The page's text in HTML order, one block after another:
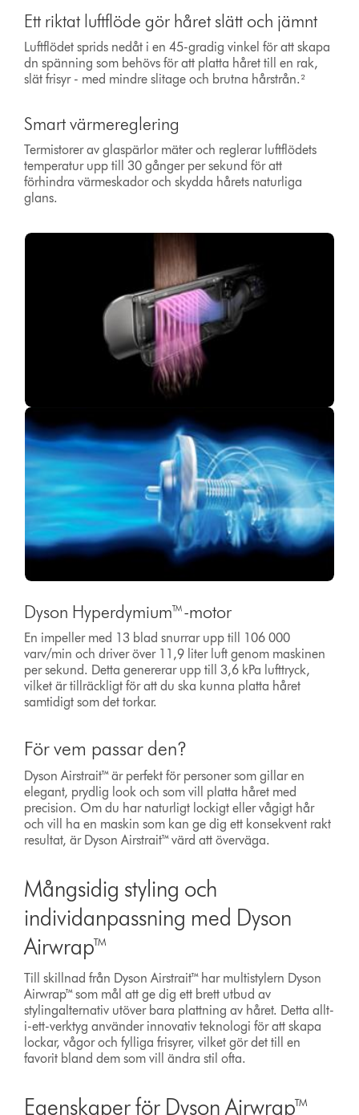
Ett riktat luftflöde gör håret slätt och jämnt
Luftflödet sprids nedåt i en 45-gradig vinkel för att skapa
dn spänning som behövs för att platta håret till en rak,
slät frisyr - med mindre slitage och brutna hårstrån.²
Smart värmereglering
Termistorer av glaspärlor mäter och reglerar luftflödets
temperatur upp till 30 gånger per sekund för att
förhindra värmeskador och skydda hårets naturliga
glans.
Dyson Hyperdymium™-motor
En impeller med 13 blad snurrar upp till 106 000
varv/min och driver över 11,9 liter luft genom maskinen
per sekund. Detta genererar upp till 3,6 kPa lufttryck,
vilket är tillräckligt för att du ska kunna platta håret
samtidigt som det torkar.
För vem passar den?
Dyson Airstrait™ är perfekt för personer som gillar en
elegant, prydlig look och som vill platta håret med
precision. Om du har naturligt lockigt eller vågigt hår
och vill ha en maskin som kan ge dig ett konsekvent rakt
resultat, är Dyson Airstrait™ värd att överväga.
Mångsidig styling och
individanpassning med Dyson
Airwrap™
Till skillnad från Dyson Airstrait™ har multistylern Dyson
Airwrap™ som mål att ge dig ett brett utbud av
stylingalternativ utöver bara plattning av håret. Detta allt-
i-ett-verktyg använder innovativ teknologi för att skapa
lockar, vågor och fylliga frisyrer, vilket gör det till en
favorit bland dem som vill ändra stil ofta.
Egenskaper för Dyson Airwrap™